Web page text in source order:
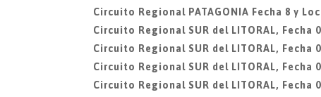
Circuito Regional PATAGONIA Fecha 8 y
Circuito Regional SUR del LITORAL,
Circuito Regional SUR del LITORAL, Fecha
Circuito Regional SUR del LITORAL, Fecha
Circuito Regional SUR del LITORAL,